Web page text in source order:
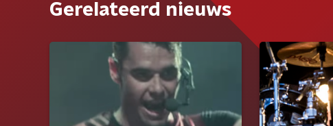
Gerelateerd nieuws